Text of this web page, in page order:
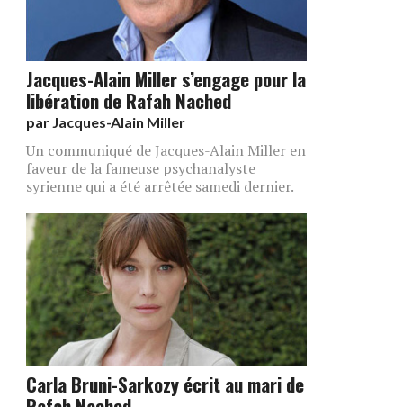
Jacques-Alain Miller s’engage pour la
libération de Rafah Nached
par Jacques-Alain Miller
Un communiqué de Jacques-Alain Miller en
faveur de la fameuse psychanalyste
syrienne qui a été arrêtée samedi dernier.
Carla Bruni-Sarkozy écrit au mari de